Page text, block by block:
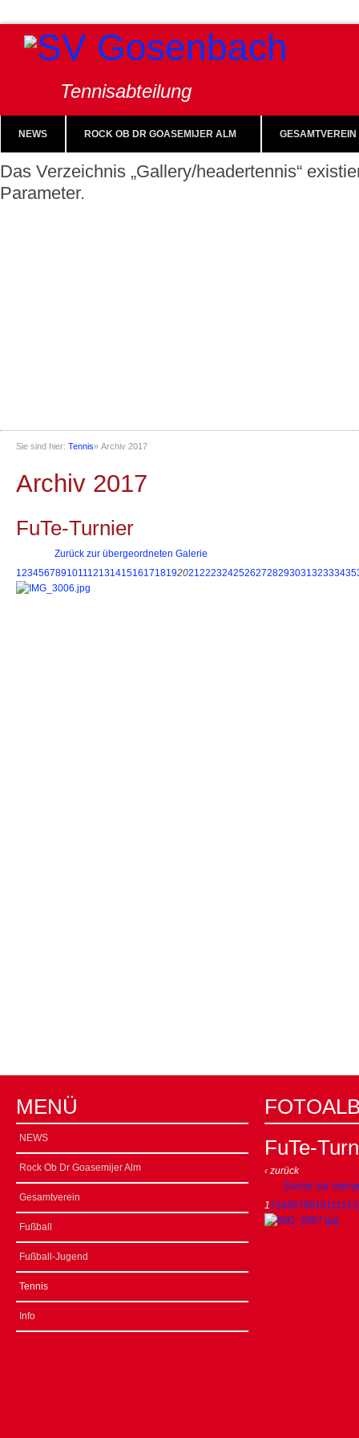
Tennisabteilung
NEWS ROCK OB DR GOASEMIJER ALM GESAMTVEREIN
Das Verzeichnis „Gallery/headertennis“
Parameter.
Sie sind hier: Tennis» Archiv 2017
Archiv 2017
FuTe-Turnier
Zurück zur übergeordneten Galerie
1234567891011121314151617181920212223242526272829303132333435
MENÜ
NEWS
Rock Ob Dr Goasemijer Alm
Gesamtverein
Fußball
Fußball-Jugend
Tennis
Info
FuTe-
‹ zurück
Zurück zur
1234567891011 1213